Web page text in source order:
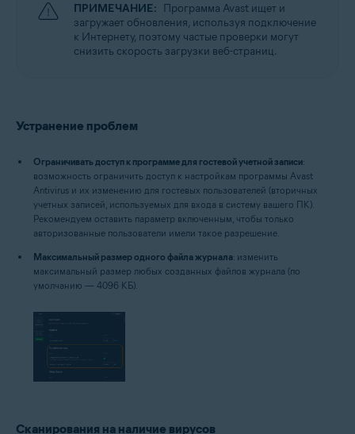
ПРИМЕЧАНИЕ: Программа Avast ищет и
загружает обновления, используя подключение
к Интернету, поэтому частые проверки могут
снизить скорость загрузки веб-страниц.
Устранение проблем
Ограничивать доступ к программе для гостевой учетной записи:
возможность ограничить доступ к настройкам программы Avast
Antivirus и их изменению для гостевых пользователей (вторичных
учетных записей, используемых для входа в систему вашего ПК).
Рекомендуем оставить параметр включенным, чтобы только
авторизованные пользователи имели такое разрешение.
Максимальный размер одного файла журнала: изменить
максимальный размер любых созданных файлов журнала (по
умолчанию — 4096 КБ).
Сканирования на наличие вирусов